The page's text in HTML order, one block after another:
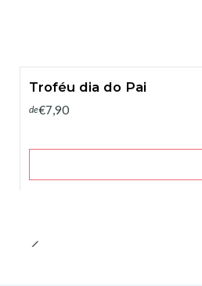
Troféu dia do Pai
de€7,90